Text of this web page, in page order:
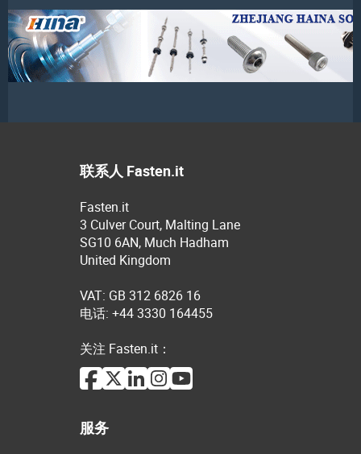
联系人 Fasten.it
Fasten.it
3 Culver Court, Malting Lane
SG10 6AN, Much Hadham
United Kingdom
VAT: GB 312 6826 16
电话: +44 3330 164455
关注 Fasten.it：
服务